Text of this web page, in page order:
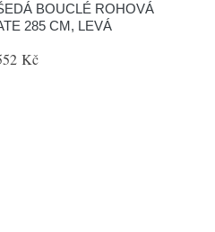
BOUCLÉ ROHOVÁ
285 CM, LEVÁ
Kč